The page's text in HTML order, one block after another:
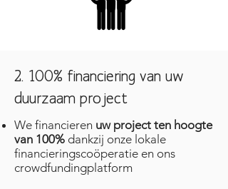
2. 100% financiering van uw
duurzaam project
We financieren uw project ten hoogte
van 100% dankzij onze lokale
financieringscoöperatie en ons
crowdfundingplatform